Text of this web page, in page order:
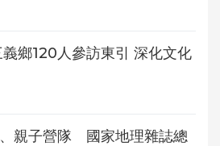
鄉120人參訪東引 深化文化
親子營隊 國家地理雜誌總